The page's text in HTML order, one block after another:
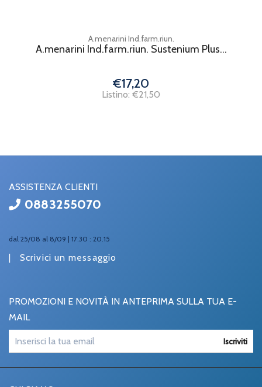
A.menarini Ind.farm.riun.
A.menarini Ind.farm.riun. Sustenium Plus...
€17,20
Listino: €21,50
ASSISTENZA CLIENTI
0883255070
dal 25/08 al 8/09 | 17.30 : 20.15
| Scrivici un messaggio
PROMOZIONI E NOVITÀ IN ANTEPRIMA SULLA TUA E-
MAIL
Iscriviti